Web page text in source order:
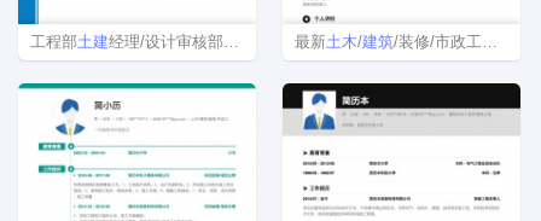
工程部土建经理/设计审核部经理简历模板 最新土木/建筑/装修/市政工程找工作word简历模板制作